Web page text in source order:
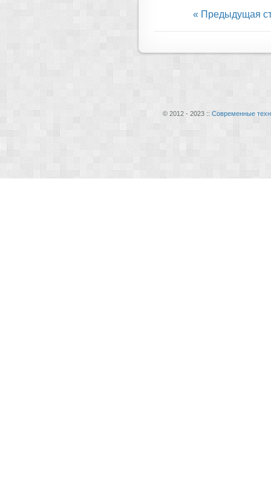
« Предыдущая
© 2012 - 2023 :: Современные